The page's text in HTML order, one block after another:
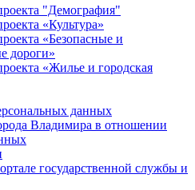
"Демография"
«Культура»
«Безопасные и
дороги»
«Жилье и городская
данных
Владимира в отношении
государственной службы и